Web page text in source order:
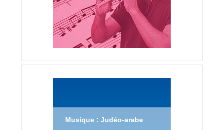
Musique : Judéo-arabe